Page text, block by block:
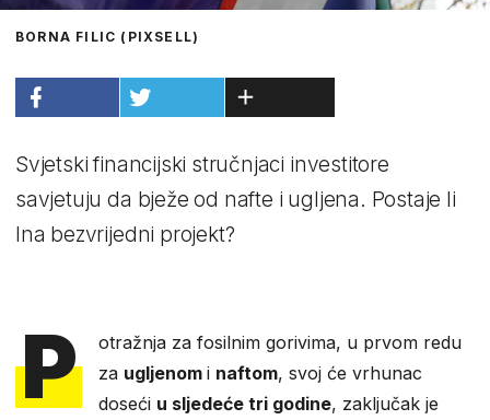
BORNA FILIC (PIXSELL)
Svjetski financijski stručnjaci investitore
savjetuju da bježe od nafte i ugljena. Postaje li
Ina bezvrijedni projekt?
P
otražnja za fosilnim gorivima, u prvom redu
za ugljenomi naftom, svoj će vrhunac
doseći u sljedeće tri godine, zaključak je